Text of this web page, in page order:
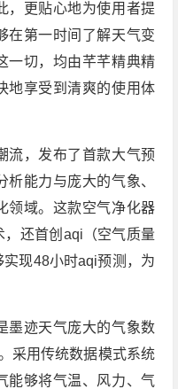
，更贴心地为使用者提
在第一时间了解天气变
一切，均由芊芊精典精
地享受到清爽的使用体
流，发布了首款大气预
能力与庞大的气象、
领域。这款空气净化器
还首创aqi（空气质量
现48小时aqi预测，为
墨迹天气庞大的气象数
采用传统数据模式系统
能够将气温、风力、气